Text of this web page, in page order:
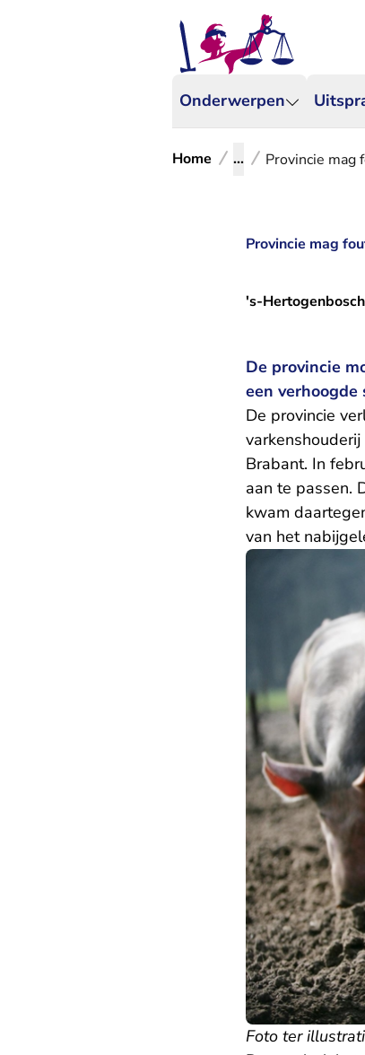
Onderwerpen
Home ... Provincie mag
Provincie mag
's-Hertogenbosch
De provincie
een
De provincie
Brabant. In
aan te passen.
kwam
van het
Foto ter